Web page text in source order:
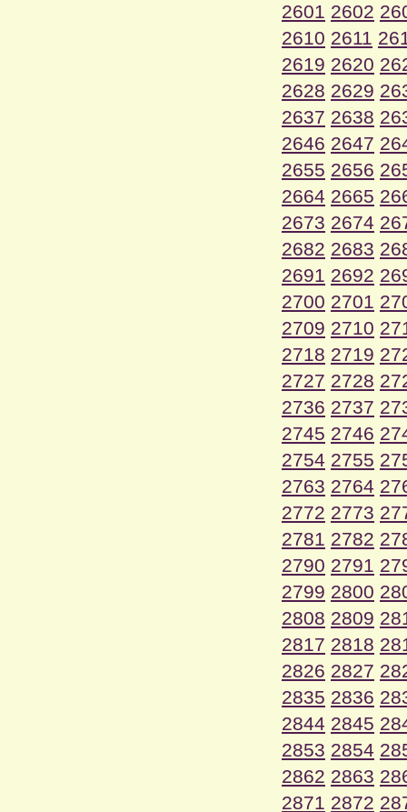
2601 2602
2610 2611
2619 2620
2628 2629
2637 2638
2646 2647
2655 2656
2664 2665
2673 2674
2682 2683
2691 2692
2700 2701
2709 2710
2718 2719
2727 2728
2736 2737
2745 2746
2754 2755
2763 2764
2772 2773
2781 2782
2790 2791
2799 2800
2808 2809
2817 2818
2826 2827
2835 2836
2844 2845
2853 2854
2862 2863
2871 2872